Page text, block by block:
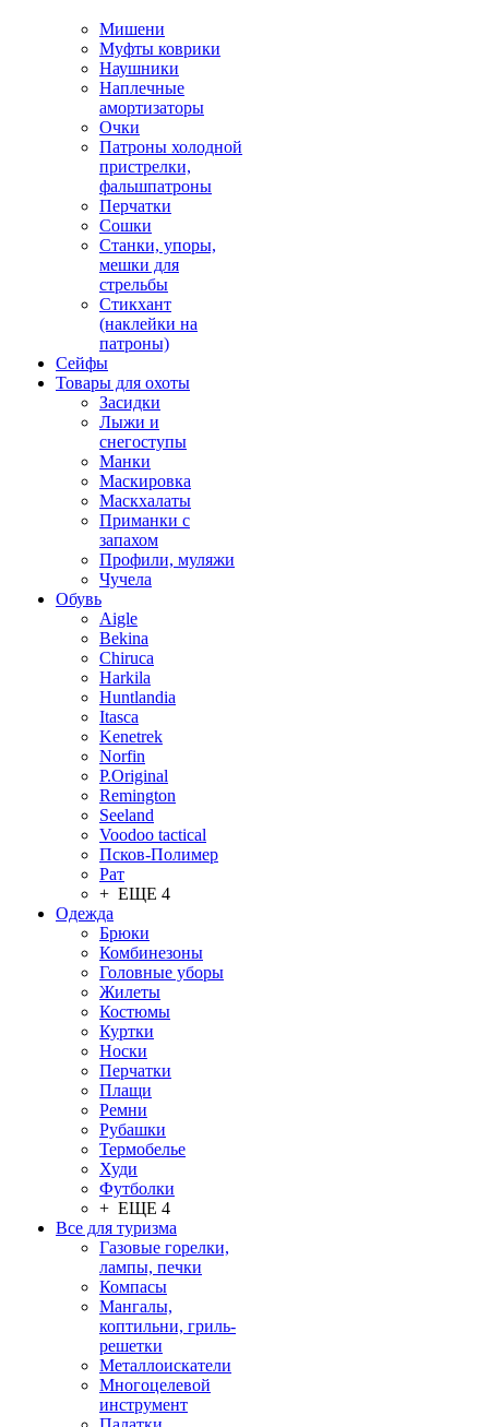
Мишени
Муфты коврики
Наушники
Наплечные
амортизаторы
Очки
Патроны холодной
пристрелки,
фальшпатроны
Перчатки
Сошки
Станки, упоры,
мешки для
стрельбы
Стикхант
(наклейки на
патроны)
Сейфы
Товары для охоты
Засидки
Лыжи и
снегоступы
Манки
Маскировка
Маскхалаты
Приманки с
запахом
Профили, муляжи
Чучела
Обувь
Aigle
Bekina
Chiruсa
Harkila
Huntlandia
Itasca
Kenetrek
Norfin
P.Original
Remington
Seeland
Voodoo tactical
Псков-Полимер
Рат
+ ЕЩЕ 4
Одежда
Брюки
Комбинезоны
Головные уборы
Жилеты
Костюмы
Куртки
Носки
Перчатки
Плащи
Ремни
Рубашки
Термобелье
Худи
Футболки
+ ЕЩЕ 4
Все для туризма
Газовые горелки,
лампы, печки
Компасы
Мангалы,
коптильни, гриль-
решетки
Металлоискатели
Многоцелевой
инструмент